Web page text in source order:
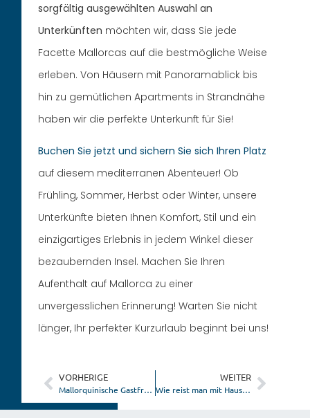
sorgfältig ausgewählten Auswahl an
Unterkünften möchten wir, dass Sie jede
Facette Mallorcas auf die bestmögliche Weise
erleben. Von Häusern mit Panoramablick bis
hin zu gemütlichen Apartments in Strandnähe
haben wir die perfekte Unterkunft für Sie!
Buchen Sie jetzt und sichern Sie sich Ihren Platz
auf diesem mediterranen Abenteuer! Ob
Frühling, Sommer, Herbst oder Winter, unsere
Unterkünfte bieten Ihnen Komfort, Stil und ein
einzigartiges Erlebnis in jedem Winkel dieser
bezaubernden Insel. Machen Sie Ihren
Aufenthalt auf Mallorca zu einer
unvergesslichen Erinnerung! Warten Sie nicht
länger, Ihr perfekter Kurzurlaub beginnt bei uns!
VORHERIGE
Mallorquinische Gastfreundschaft
WEITER
Wie reist man mit Haustieren nach Mallorca?